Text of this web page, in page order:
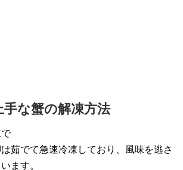
な蟹の解凍方法
茹でて急速冷凍しており、風味を逃さ
ます。